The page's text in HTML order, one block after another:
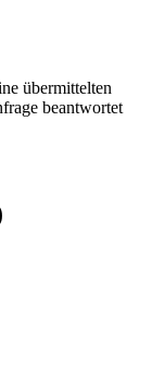
übermittelten
beantwortet